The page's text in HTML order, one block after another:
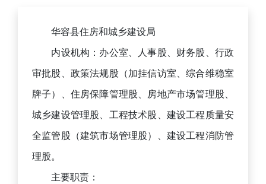
华容县住房和城乡建设局
内设机构：办公室、人事股、财务股、行政
审批股、政策法规股（加挂信访室、综合维稳室
牌子）、住房保障管理股、房地产市场管理股、
城乡建设管理股、工程技术股、建设工程质量安
全监管股（建筑市场管理股）、建设工程消防管
理股。
主要职责：